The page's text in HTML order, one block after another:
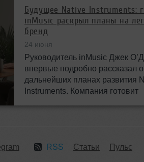
Будущее Native Instruments:
inMusic раскрыл планы на
бренд
24 июня
Руководитель inMusic Джек
впервые подробно рассказал о
дальнейших планах развития
Instruments. Компания готовит
RSS Статьи Пульс